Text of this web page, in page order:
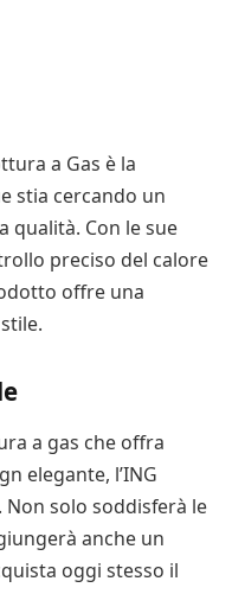
a Gas è la
stia cercando un
qualità. Con le sue
preciso del calore
offre una
a gas che offra
elegante, l’ING
Non solo soddisferà le
anche un
oggi stesso il